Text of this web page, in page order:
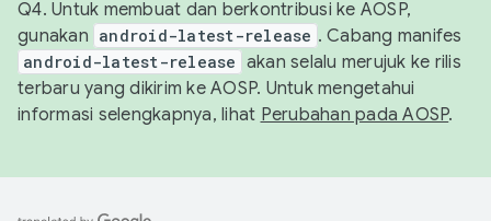
Q4. Untuk membuat dan berkontribusi ke AOSP,
gunakan android-latest-release . Cabang manifes
android-latest-release akan selalu merujuk ke rilis
terbaru yang dikirim ke AOSP. Untuk mengetahui
informasi selengkapnya, lihat Perubahan pada AOSP.